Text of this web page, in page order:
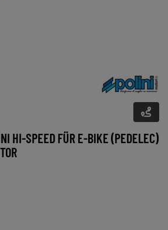
HI-SPEED FÜR E-BIKE (PEDELEC)